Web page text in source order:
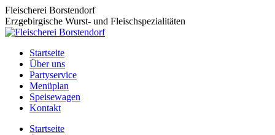
Zum
Inhalt
springen
Fleischerei Borstendorf
Erzgebirgische Wurst- und Fleischspezialitäten
Startseite
Über uns
Partyservice
Menüplan
Speisewagen
Kontakt
Startseite